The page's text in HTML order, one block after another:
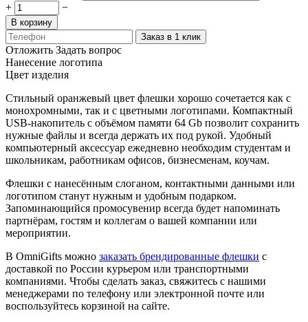
+
−
В корзину
Заказ в 1 клик
Отложить Задать вопрос
Нанесение логотипа
Цвет изделия
Стильный оранжевый цвет флешки хорошо сочетается как с
монохромными, так и с цветными логотипами. Компактный
USB-накопитель с объёмом памяти 64 Gb позволит сохранить
нужные файлы и всегда держать их под рукой. Удобный
компьютерный аксессуар ежедневно необходим студентам и
школьникам, работникам офисов, бизнесменам, коучам.
Флешки с нанесённым слоганом, контактными данными или
логотипом станут нужным и удобным подарком.
Запоминающийся промосувенир всегда будет напоминать
партнёрам, гостям и коллегам о вашей компании или
мероприятии.
В OmniGifts можно заказать брендированные флешки с
доставкой по России курьером или транспортными
компаниями. Чтобы сделать заказ, свяжитесь с нашими
менеджерами по телефону или электронной почте или
воспользуйтесь корзиной на сайте.